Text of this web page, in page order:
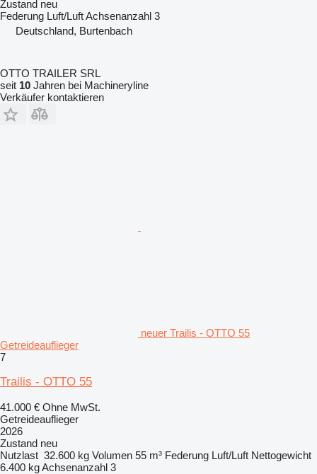
Zustand neu
Federung Luft/LuftAchsenanzahl 3
Deutschland, Burtenbach
OTTO TRAILER SRL
seit 10 Jahren bei Machineryline
Verkäufer kontaktieren
neuer Trailis - OTTO 55
Getreideauflieger
7
Trailis - OTTO 55
41.000 € Ohne MwSt.
Getreideauflieger
2026
Zustand neu
Nutzlast 32.600 kg Volumen 55 m³ Federung Luft/Luft Nettogewicht
6.400 kgAchsenanzahl 3